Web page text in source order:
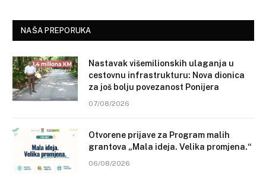
NAŠA PREPORUKA
Nastavak višemilionskih ulaganja u
cestovnu infrastrukturu: Nova dionica
za još bolju povezanost Ponijera
07/08/2026
Otvorene prijave za Program malih
grantova „Mala ideja. Velika promjena.“
06/08/2026